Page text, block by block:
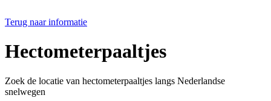
Terug naar informatie
Hectometerpaaltjes
Zoek de locatie van hectometerpaaltjes langs Nederlandse
snelwegen